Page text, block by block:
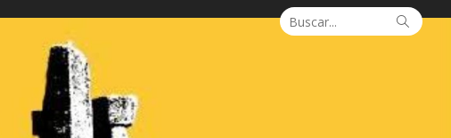
Buscar: